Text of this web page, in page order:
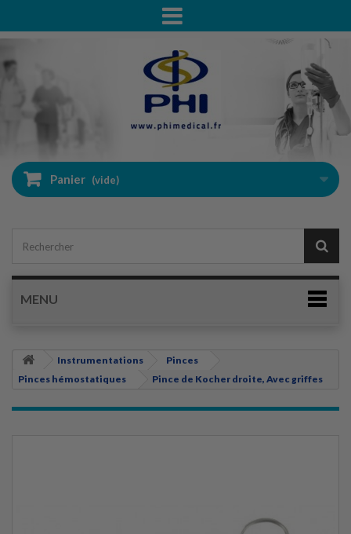
Panier (vide)
MENU
Instrumentations
Pinces
Pinces hémostatiques
Pince de Kocher droite, Avec griffes